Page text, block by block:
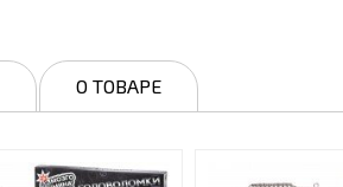
О ТОВАРЕ